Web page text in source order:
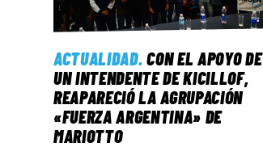
ACTUALIDAD. CON EL APOYO DE
UN INTENDENTE DE KICILLOF,
REAPARECIÓ LA AGRUPACIÓN
«FUERZA ARGENTINA» DE
MARIOTTO